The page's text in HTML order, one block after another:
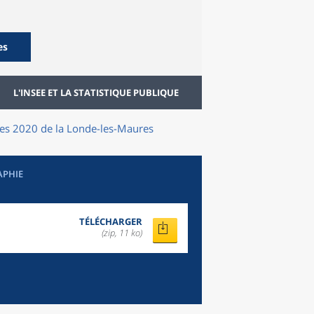
L'INSEE ET LA STATISTIQUE PUBLIQUE
2020 de la Londe-les-Maures
TÉLÉCHARGER
(zip, 11 ko)